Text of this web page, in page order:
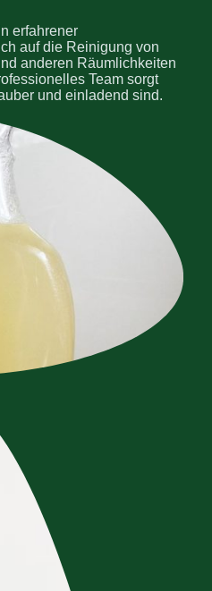
erfahrener
auf die Reinigung von
anderen Räumlichkeiten
Team sorgt
und einladend sind.